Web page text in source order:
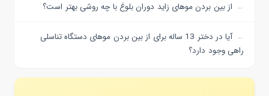
از بین بردن موهای زاید دوران بلوغ با چه روشی بهتر است؟
آیا در دختر 13 ساله برای از بین بردن موهای دستگاه تناسلی
راهی وجود دارد؟